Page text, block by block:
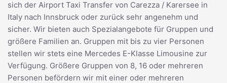
sich der Airport Taxi Transfer von Carezza / Karersee in
Italy nach Innsbruck oder zurück sehr angenehm und
sicher. Wir bieten auch Spezialangebote für Gruppen und
größere Familien an. Gruppen mit bis zu vier Personen
stellen wir stets eine Mercedes E-Klasse Limousine zur
Verfügung. Größere Gruppen von 8, 16 oder mehreren
Personen befördern wir mit einer oder mehreren